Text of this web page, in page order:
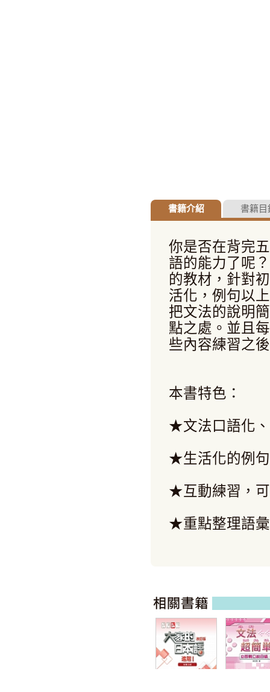
書籍介紹 書籍目
你是否在背完
語的能力了呢
的教材，針對
活化，例句以
把文法的說明
點之處。並且
些內容練習之
本書特色：
★文法口語化
★生活化的例
★互動練習，
★重點整理語